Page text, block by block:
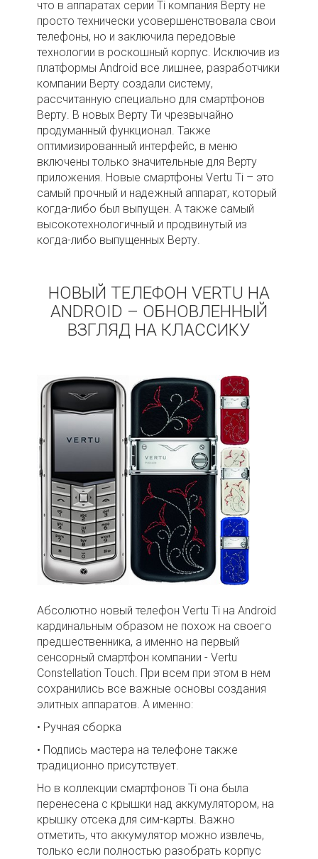
что в аппаратах серии Ti компания Верту не
просто технически усовершенствовала свои
телефоны, но и заключила передовые
технологии в роскошный корпус. Исключив из
платформы Android все лишнее, разработчики
компании Верту создали систему,
рассчитанную специально для смартфонов
Верту. В новых Верту Ти чрезвычайно
продуманный функционал. Также
оптимизированный интерфейс, в меню
включены только значительные для Верту
приложения. Новые смартфоны Vertu Ti – это
самый прочный и надежный аппарат, который
когда-либо был выпущен. А также самый
высокотехнологичный и продвинутый из
когда-либо выпущенных Верту.
НОВЫЙ ТЕЛЕФОН VERTU НА
ANDROID – ОБНОВЛЕННЫЙ
ВЗГЛЯД НА КЛАССИКУ
Абсолютно новый телефон Vertu Ti на Android
кардинальным образом не похож на своего
предшественника, а именно на первый
сенсорный смартфон компании - Vertu
Constellation Touch. При всем при этом в нем
сохранились все важные основы создания
элитных аппаратов. А именно:
• Ручная сборка
• Подпись мастера на телефоне также
традиционно присутствует.
Но в коллекции смартфонов Ti она была
перенесена с крышки над аккумулятором, на
крышку отсека для сим-карты. Важно
отметить, что аккумулятор можно извлечь,
только если полностью разобрать корпус